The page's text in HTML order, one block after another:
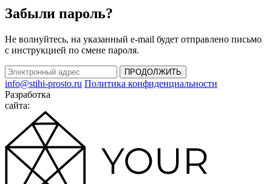
Забыли пароль?
Не волнуйтесь, на указанный e-mail будет отправлено письмо
с инструкцией по смене пароля.
ПРОДОЛЖИТЬ
info@stihi-prosto.ru Политика конфиденциальности
Разработка
сайта: